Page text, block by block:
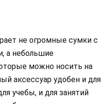
не огромные сумки с
а небольшие
можно носить на
аксессуар удобен и для
учебы, и для занятий